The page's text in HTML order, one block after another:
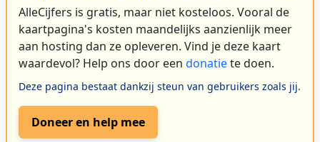
AlleCijfers is gratis, maar niet kosteloos. Vooral de
kaartpagina's kosten maandelijks aanzienlijk meer
aan hosting dan ze opleveren. Vind je deze kaart
waardevol? Help ons door een donatiete doen.
Deze pagina bestaat dankzij steun van gebruikers zoals jij.
Doneer en help mee